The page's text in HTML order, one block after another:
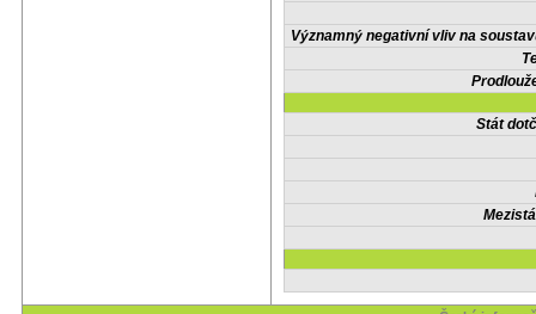
Významný negativní vliv na
Stát